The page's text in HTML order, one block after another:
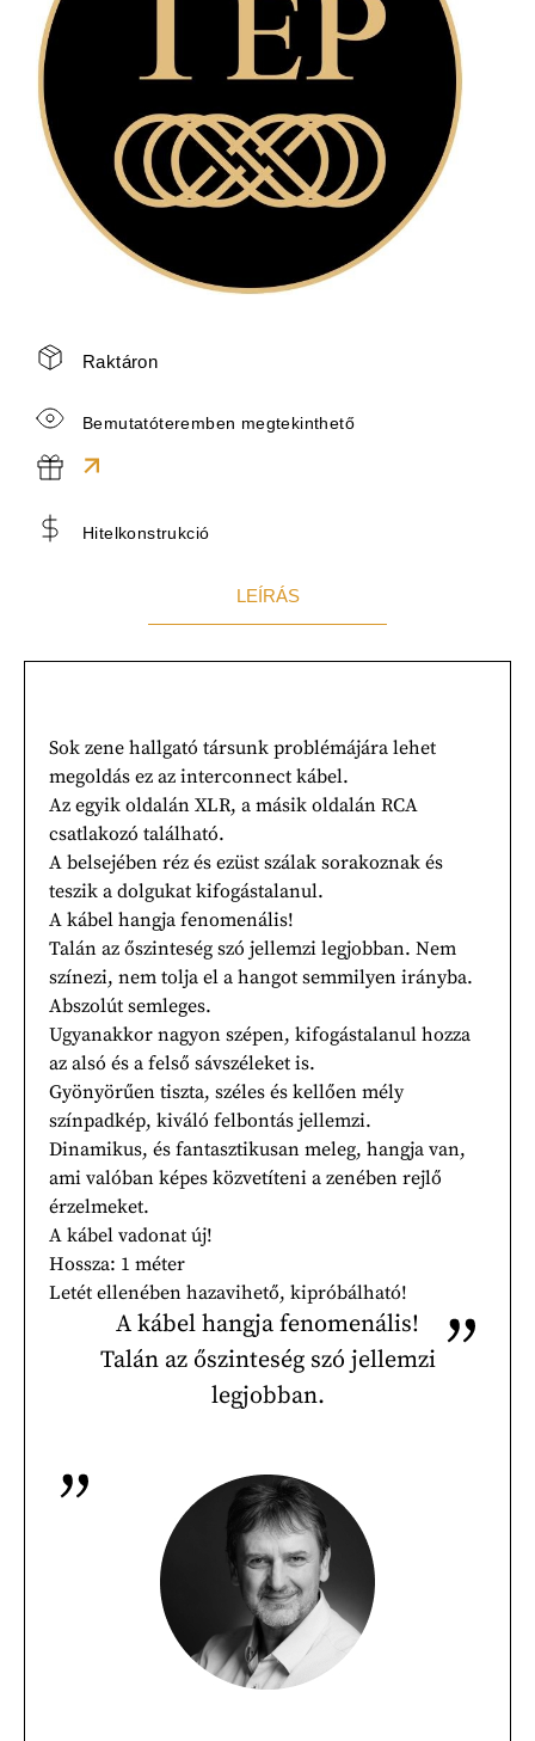
Raktáron
Bemutatóteremben megtekinthető
Hitelkonstrukció
LEÍRÁS
Sok zene hallgató társunk problémájára lehet
megoldás ez az interconnect kábel.
Az egyik oldalán XLR, a másik oldalán RCA
csatlakozó található.
A belsejében réz és ezüst szálak sorakoznak és
teszik a dolgukat kifogástalanul.
A kábel hangja fenomenális!
Talán az őszinteség szó jellemzi legjobban. Nem
színezi, nem tolja el a hangot semmilyen irányba.
Abszolút semleges.
Ugyanakkor nagyon szépen, kifogástalanul hozza
az alsó és a felső sávszéleket is.
Gyönyörűen tiszta, széles és kellően mély
színpadkép, kiváló felbontás jellemzi.
Dinamikus, és fantasztikusan meleg, hangja van,
ami valóban képes közvetíteni a zenében rejlő
érzelmeket.
A kábel vadonat új!
Hossza: 1 méter
Letét ellenében hazavihető, kipróbálható!
A kábel hangja fenomenális!
Talán az őszinteség szó jellemzi
legjobban.